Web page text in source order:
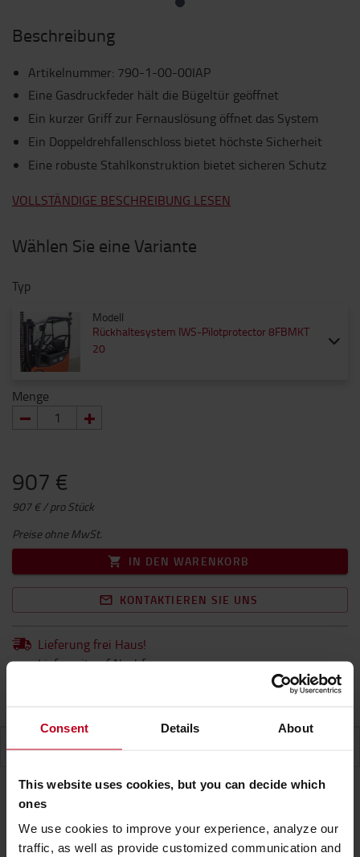
Consent Details About
This website uses cookies, but you can decide which
ones
We use cookies to improve your experience, analyze our
traffic, as well as provide customized communication and
Beschreibung
Artikelnummer: 790-1-00-00IAP
Eine Gasdruckfeder hält die Bügeltür geöffnet
Ein kurzer Griff zur Fernauslösung öffnet das System
Ein Doppeldrehfallenschloss bietet höchste Sicherheit
Eine robuste Stahlkonstruktion bietet sicheren Schutz
VOLLSTÄNDIGE BESCHREIBUNG LESEN
Wählen Sie eine Variante
Typ
Modell
Rückhaltesystem IWS-Pilotprotector 8FBMKT
20
Menge
907 €
907 € / pro Stück
Preise ohne MwSt.
IN DEN WARENKORB
KONTAKTIEREN SIE UNS
Lieferung frei Haus!
Lieferzeit auf Nachfrage...
Eigenschaften